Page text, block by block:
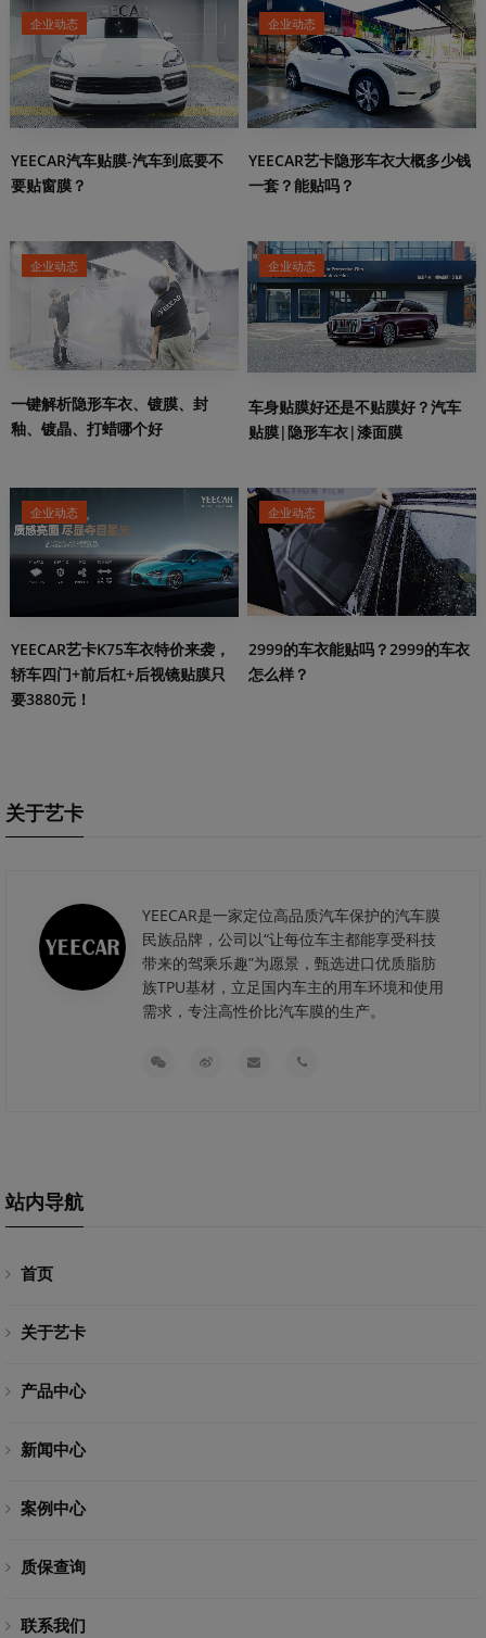
企业动态
YEECAR汽车贴膜-汽车到底要不
要贴窗膜？
企业动态
YEECAR艺卡隐形车衣大概多少钱
一套？能贴吗？
企业动态
一键解析隐形车衣、镀膜、封
釉、镀晶、打蜡哪个好
企业动态
车身贴膜好还是不贴膜好？汽车
贴膜|隐形车衣|漆面膜
企业动态
YEECAR艺卡K75车衣特价来袭，
轿车四门+前后杠+后视镜贴膜只
要3880元！
企业动态
2999的车衣能贴吗？2999的车衣
怎么样？
关于艺卡
YEECAR是一家定位高品质汽车保护的汽车膜
民族品牌，公司以“让每位车主都能享受科技
带来的驾乘乐趣”为愿景，甄选进口优质脂肪
族TPU基材，立足国内车主的用车环境和使用
需求，专注高性价比汽车膜的生产。
站内导航
首页
关于艺卡
产品中心
新闻中心
案例中心
质保查询
联系我们